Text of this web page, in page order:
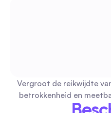
kant-en-klare
toe aan je
risico's te verminderen.
Reactie- en DM-
Vergroot de reikwijdte
betrokkenheid en